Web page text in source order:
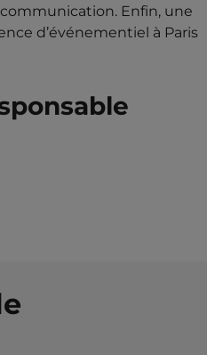
Enfin, une
d’événementiel à Paris